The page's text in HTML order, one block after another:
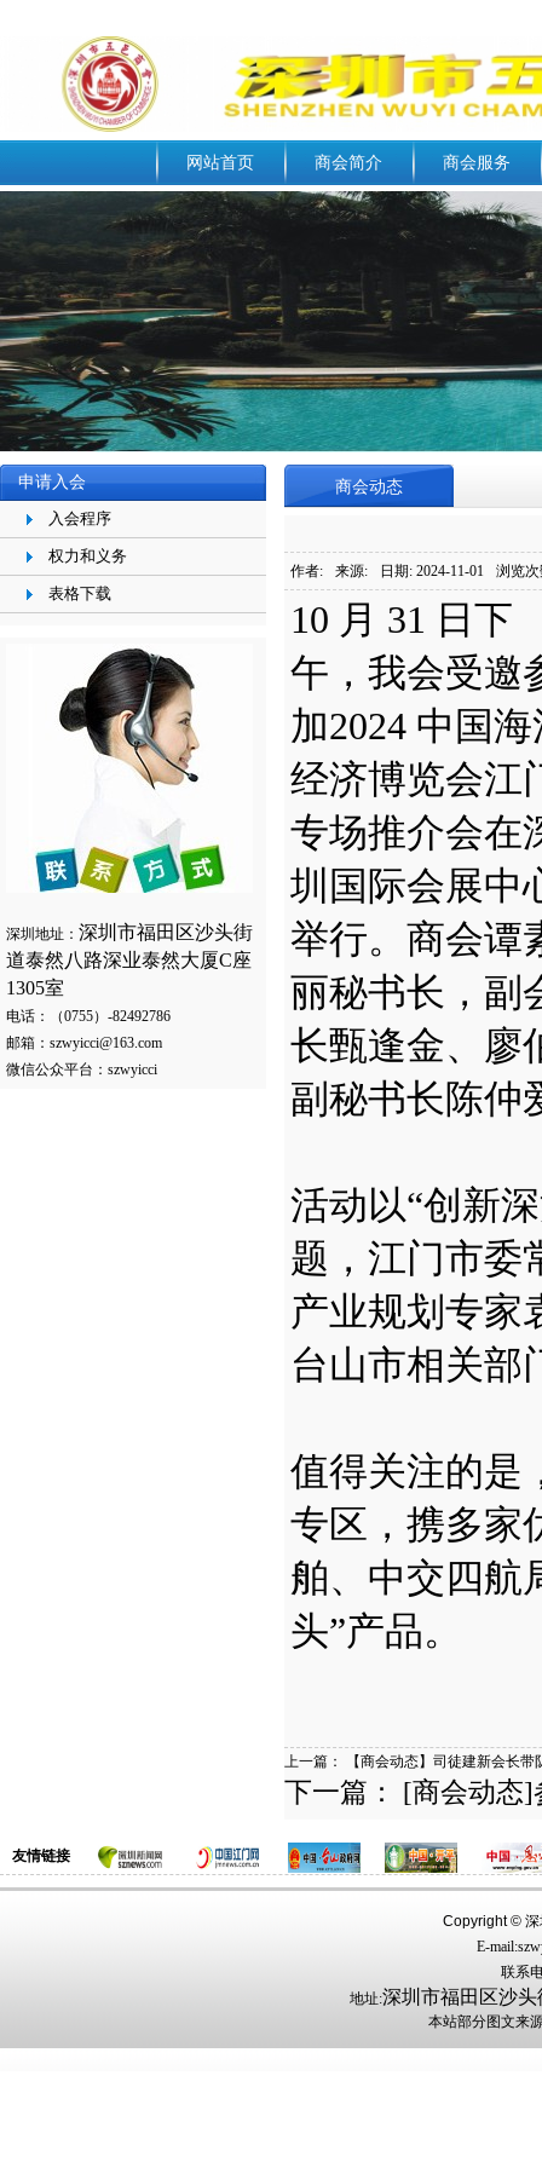
网站首页 商会简介 商会服务
申请入会
入会程序
权力和义务
表格下载
深圳地址： 深圳市福田区沙头街
道泰然八路深业泰然大厦C座
1305室
电话：（0755）-82492786
邮箱：szwyicci@163.com
微信公众平台：szwyicci
商会动态
作者: 来源: 日期: 2024-11-01 浏览
10 月 31 日下
午，我会受邀
加2024 中国
经济博览会江
专场推介会在
圳国际会展中
举行。商会谭
丽秘书长，副
长甄逢金、廖
副秘书长陈仲
活动以“创新
题，江门市委
产业规划专家
台山市相关部
值得关注的是
专区，携多家
舶、中交四航
头”产品。
上一篇： 【商会动态】司徒建新会长
下一篇： [商会动态]
友情链接
Copyright © 深
E-
联系
地址:深圳市福田区沙
本站部分图文来